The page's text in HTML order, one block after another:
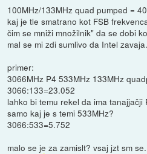
100MHz/133MHz quad pumped =
kaj je tle smatrano kot FSB
čim se mniži množilnik" da se dobi
mal se mi zdi sumlivo da Intel zavaja.
primer:
3066MHz P4 533MHz 133MHz
3066:133=23.052
lahko bi temu rekel da ima
samo kaj je s temi 533MHz?
3066:533=5.752
malo se je za zamislt? vsaj jzt sm